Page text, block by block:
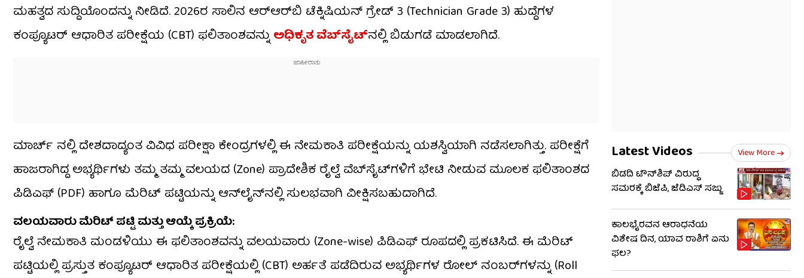
ಮಹತ್ವದ ಸುದ್ದಿಯೊಂದನ್ನು ನೀಡಿದೆ. 2026ರ ಸಾಲಿನ ಆರ್‌ಆರ್‌ಬಿ ಟೆಕ್ನಿಷಿಯನ್ ಗ್ರೇಡ್ 3 (Technician Grade 3) ಹುದ್ದೆಗಳ
ಕಂಪ್ಯೂಟರ್ ಆಧಾರಿತ ಪರೀಕ್ಷೆಯ (CBT) ಫಲಿತಾಂಶವನ್ನುಅಧಿಕೃತ ವೆಬ್‌ಸೈಟ್‌ನಲ್ಲಿ ಬಿಡುಗಡೆ ಮಾಡಲಾಗಿದೆ.
ಮಾರ್ಚ್ ನಲ್ಲಿ ದೇಶದಾದ್ಯಂತ ವಿವಿಧ ಪರೀಕ್ಷಾ ಕೇಂದ್ರಗಳಲ್ಲಿ ಈ ನೇಮಕಾತಿ ಪರೀಕ್ಷೆಯನ್ನು ಯಶಸ್ವಿಯಾಗಿ ನಡೆಸಲಾಗಿತ್ತು. ಪರೀಕ್ಷೆಗೆ
ಹಾಜರಾಗಿದ್ದ ಅಭ್ಯರ್ಥಿಗಳು ತಮ್ಮ ತಮ್ಮ ವಲಯದ (Zone) ಪ್ರಾದೇಶಿಕ ರೈಲ್ವೆ ವೆಬ್‌ಸೈಟ್‌ಗಳಿಗೆ ಭೇಟಿ ನೀಡುವ ಮೂಲಕ ಫಲಿತಾಂಶದ
ಪಿಡಿಎಫ್ (PDF) ಹಾಗೂ ಮೆರಿಟ್ ಪಟ್ಟಿಯನ್ನು ಆನ್‌ಲೈನ್‌ನಲ್ಲಿ ಸುಲಭವಾಗಿ ವೀಕ್ಷಿಸಬಹುದಾಗಿದೆ.
ವಲಯವಾರು ಮೆರಿಟ್ ಪಟ್ಟಿ ಮತ್ತು ಆಯ್ಕೆ ಪ್ರಕ್ರಿಯೆ:
ರೈಲ್ವೆ ನೇಮಕಾತಿ ಮಂಡಳಿಯು ಈ ಫಲಿತಾಂಶವನ್ನು ವಲಯವಾರು (Zone-wise) ಪಿಡಿಎಫ್ ರೂಪದಲ್ಲಿ ಪ್ರಕಟಿಸಿದೆ. ಈ ಮೆರಿಟ್
ಪಟ್ಟಿಯಲ್ಲಿ ಪ್ರಸ್ತುತ ಕಂಪ್ಯೂಟರ್ ಆಧಾರಿತ ಪರೀಕ್ಷೆಯಲ್ಲಿ (CBT) ಅರ್ಹತೆ ಪಡೆದಿರುವ ಅಭ್ಯರ್ಥಿಗಳ ರೋಲ್ ನಂಬರ್‌ಗಳನ್ನು (Roll
Latest Videos View More
ಬಿಡದಿ ಟೌನ್‌ಶಿಪ್ ವಿರುದ್ಧ
ಸಮರಕ್ಕೆ ಬಿಜೆಪಿ, ಜೆಡಿಎಸ್ ಸಜ್ಜು
ಕಾಲಭೈರವನ ಆರಾಧನೆಯ
ವಿಶೇಷ ದಿನ, ಯಾವ ರಾಶಿಗೆ ಏನು
ಫಲ?